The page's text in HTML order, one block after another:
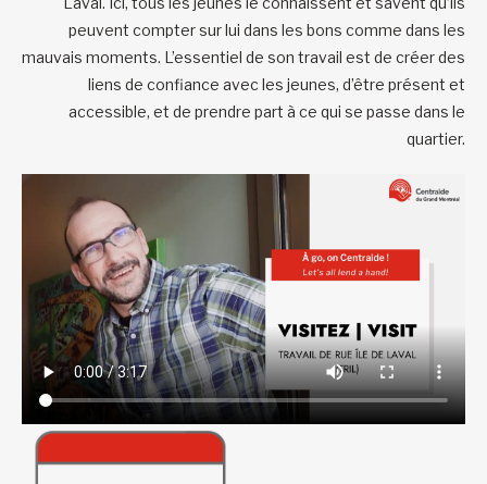
peuvent compter sur lui dans les bons comme dans les
mauvais moments. L’essentiel de son travail est de créer des
liens de confiance avec les jeunes, d’être présent et
accessible, et de prendre part à ce qui se passe dans le
quartier.